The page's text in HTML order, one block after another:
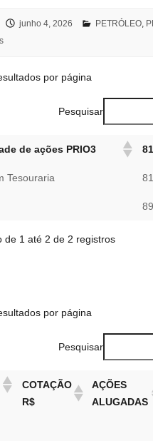
junho 4, 2026 PETRÓLEO,
por página
Pesquisar
de ações PRIO3
Tesouraria
de 1 até 2 de 2 registros
por página
Pesquisar
COTAÇÃO
R$
AÇÕES
ALUGADAS